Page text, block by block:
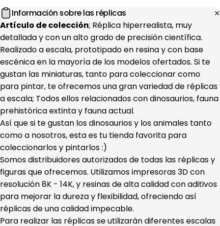
Información sobre las réplicas
Artículo de colección; Réplica hiperrealista, muy
detallada y con un alto grado de precisión científica.
Realizado a escala, prototipado en resina y con base
escénica en la mayoría de los modelos ofertados. Si te
gustan las miniaturas, tanto para coleccionar como
para pintar, te ofrecemos una gran variedad de réplicas
a escala; Todos ellos relacionados con dinosaurios, fauna
prehistórica extinta y fauna actual.
Así que si te gustan los dinosaurios y los animales tanto
como a nosotros, esta es tu tienda favorita para
coleccionarlos y pintarlos :)
Somos distribuidores autorizados de todas las réplicas y
figuras que ofrecemos. Utilizamos impresoras 3D con
resolución 8K - 14K, y resinas de alta calidad con aditivos
para mejorar la dureza y flexibilidad, ofreciendo así
réplicas de una calidad impecable.
Para realizar las réplicas se utilizarán diferentes escalas